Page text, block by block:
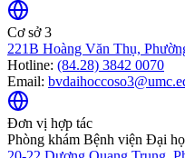
Cơ sở 3
221B Hoàng Văn Thụ,
Hotline: (84.28) 3842 0070
Email:
Đơn vị hợp tác
Phòng khám Bệnh viện Đại